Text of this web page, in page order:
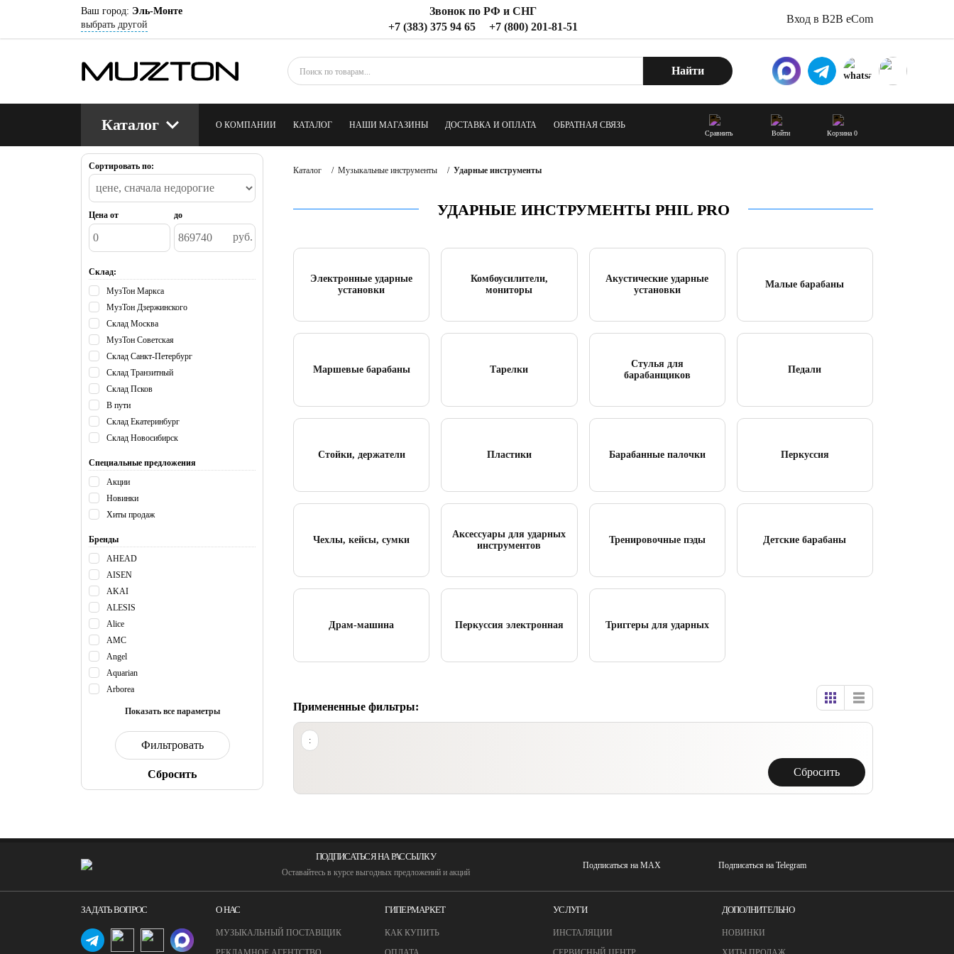
Ваш город: Эль-Монте
выбрать другой
Звонок по РФ и СНГ
+7 (383) 375 94 65
+7 (800) 201-81-51
Вход в B2B eCom
Найти
Каталог О КОМПАНИИ КАТАЛОГ НАШИ МАГАЗИНЫ ДОСТАВКА И ОПЛАТА ОБРАТНАЯ СВЯЗЬ
БЛОГ
Сравнить Войти Корзина 0
Сортировать по:
Цена от до
руб.
Склад:
МузТон Маркса
МузТон Дзержинского
Склад Москва
МузТон Советская
Склад Санкт-Петербург
Склад Транзитный
Склад Псков
В пути
Склад Екатеринбург
Склад Новосибирск
Специальные предложения
Акции
Новинки
Хиты продаж
Бренды
AHEAD
AISEN
AKAI
ALESIS
Alice
AMC
Angel
Aquarian
Arborea
Показать все параметры
Cбросить
Каталог / Музыкальные инструменты / Ударные инструменты
УДАРНЫЕ ИНСТРУМЕНТЫ PHIL PRO
Электронные ударные
установки
Комбоусилители,
мониторы
Акустические ударные
установки
Малые барабаны
Маршевые барабаны Тарелки
Стулья для
барабанщиков
Педали
Стойки, держатели Пластики Барабанные палочки Перкуссия
Чехлы, кейсы, сумки
Аксессуары для ударных
инструментов
Тренировочные пэды Детские барабаны
Драм-машина Перкуссия электронная Триггеры для ударных
Примененные фильтры:
:
Cбросить
ПОДПИСАТЬСЯ НА РАССЫЛКУ
Оставайтесь в курсе выгодных предложений и акций
Подписаться на MAX Подписаться на Telegram
ЗАДАТЬ ВОПРОС О НАС
МУЗЫКАЛЬНЫЙ ПОСТАВЩИК
ГИПЕРМАРКЕТ
КАК КУПИТЬ
УСЛУГИ
ИНСТАЛЯЦИИ
ДОПОЛНИТЕЛЬНО
НОВИНКИ